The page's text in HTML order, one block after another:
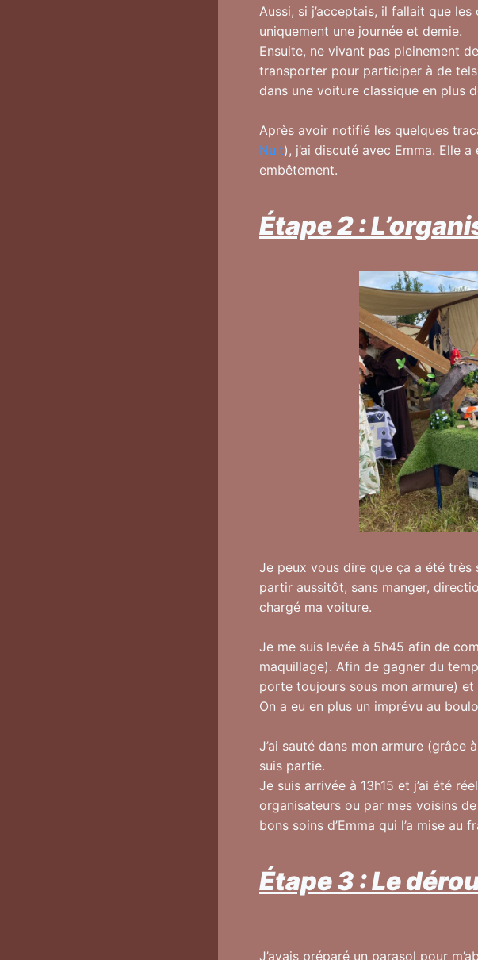
Aussi, si j’acceptais, il fallait que
uniquement une journée et demie.
Ensuite, ne vivant pas pleinement
transporter pour participer à de
dans une voiture classique en plus
Après avoir notifié les quelques
Nuit), j’ai discuté avec Emma. Elle
embêtement.
Étape 2 :
Je peux vous dire que ça a été
partir aussitôt, sans manger,
chargé ma voiture.
Je me suis levée à 5h45 afin de
maquillage). Afin de gagner du
porte toujours sous mon armure) et
On a eu en plus un imprévu au
J’ai sauté dans mon armure (grâce
suis partie.
Je suis arrivée à 13h15 et j’ai été
organisateurs ou par mes voisins
bons soins d’Emma qui l’a mise au
Étape 3 : Le
J’avais préparé un parasol pour